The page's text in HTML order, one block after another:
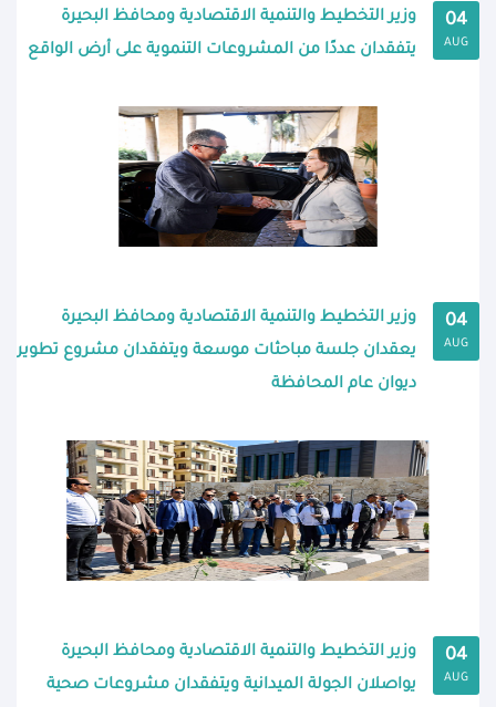
04
AUG
وزير التخطيط والتنمية الاقتصادية ومحافظ البحيرة
يتفقدان عددًا من المشروعات التنموية على أرض الواقع
04
AUG
وزير التخطيط والتنمية الاقتصادية ومحافظ البحيرة
يعقدان جلسة مباحثات موسعة ويتفقدان مشروع تطوير
ديوان عام المحافظة
04
AUG
وزير التخطيط والتنمية الاقتصادية ومحافظ البحيرة
يواصلان الجولة الميدانية ويتفقدان مشروعات صحية